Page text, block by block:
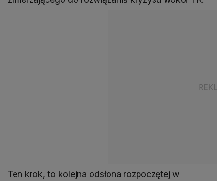
Ten krok, to kolejna odsłona rozpoczętej w